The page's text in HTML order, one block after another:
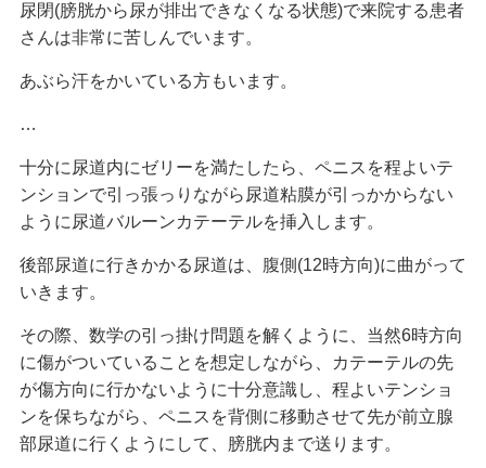
尿閉(膀胱から尿が排出できなくなる状態)で来院する患者
さんは非常に苦しんでいます。
あぶら汗をかいている方もいます。
…
十分に尿道内にゼリーを満たしたら、ペニスを程よいテ
ンションで引っ張っりながら尿道粘膜が引っかからない
ように尿道バルーンカテーテルを挿入します。
後部尿道に行きかかる尿道は、腹側(12時方向)に曲がって
いきます。
その際、数学の引っ掛け問題を解くように、当然6時方向
に傷がついていることを想定しながら、カテーテルの先
が傷方向に行かないように十分意識し、程よいテンショ
ンを保ちながら、ペニスを背側に移動させて先が前立腺
部尿道に行くようにして、膀胱内まで送ります。